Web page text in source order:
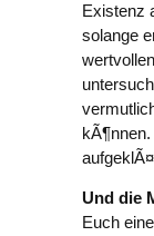
Existenz
solange
Und die
Euch